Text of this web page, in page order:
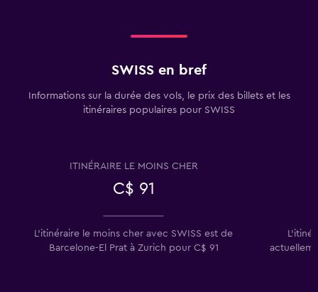
SWISS en bref
Informations sur la durée des vols, le prix des billets et les
itinéraires populaires pour SWISS
ITINÉRAIRE LE MOINS CHER
C$ 91
L'itinéraire le moins cher avec SWISS est de
Barcelone-El Prat à Zurich pour C$ 91